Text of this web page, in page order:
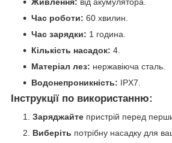
Час роботи: 60 хвилин.
Час зарядки: 1 година.
Кількість насадок: 4.
Матеріал лез: нержавіюча сталь.
Водонепроникність: IPX7.
Інструкції по використанню:
Заряджайте пристрій перед
Виберіть потрібну насадку для